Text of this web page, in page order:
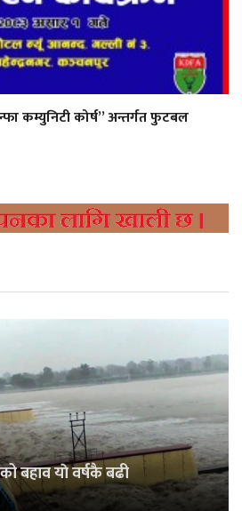
कम्युनिटी कोर्ष” अन्तर्गत फुटबल
बहाव याे वर्षकै बढी